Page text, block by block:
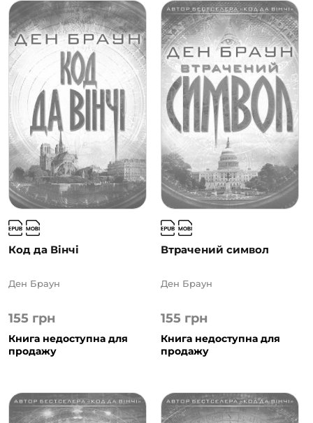
Код да Вінчі
155 грн
Ден Браун
Книга недоступна для
продажу
Втрачений символ
155 грн
Ден Браун
Книга недоступна для
продажу